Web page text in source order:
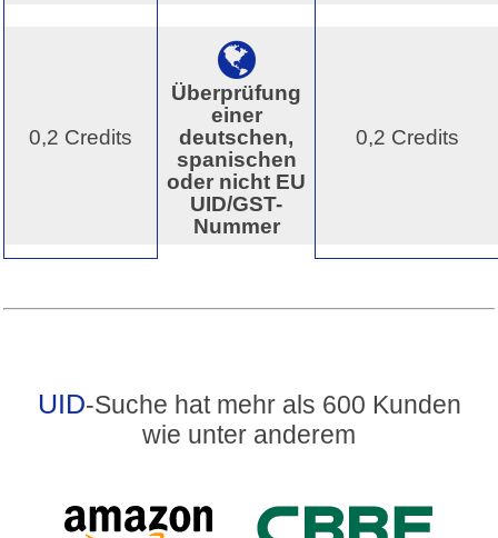
0,2 Credits
Überprüfung
einer
deutschen,
spanischen
oder nicht EU
UID/GST-
Nummer
0,2 Credits
UID-Suche hat mehr als 600 Kunden
wie unter anderem